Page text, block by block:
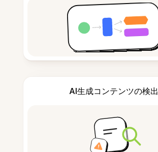
AI生成コンテンツの検出